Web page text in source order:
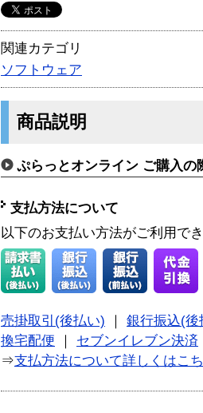
関連カテゴリ
ソフトウェア
商品説明
ぷらっとオンライン ご購入の
支払方法について
以下のお支払い方法がご利用で
売掛取引(後払い)
銀行振込(後
換宅配便
セブンイレブン決済
⇒支払方法について詳しくはこ